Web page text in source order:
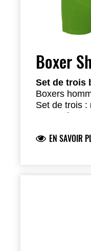
Boxer
Set de trois
Boxers
Set de trois :
Disponible en
EN SAVOIR